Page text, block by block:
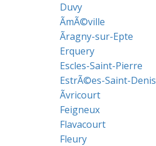
Duvy
ÃmÃ©ville
Ãragny-sur-Epte
Erquery
Escles-Saint-Pierre
EstrÃ©es-Saint-Denis
Ãvricourt
Feigneux
Flavacourt
Fleury